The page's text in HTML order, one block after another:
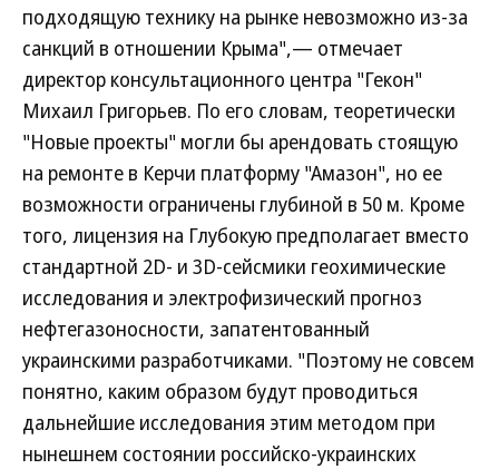
подходящую технику на рынке невозможно из-за
санкций в отношении Крыма",— отмечает
директор консультационного центра "Гекон"
Михаил Григорьев. По его словам, теоретически
"Новые проекты" могли бы арендовать стоящую
на ремонте в Керчи платформу "Амазон", но ее
возможности ограничены глубиной в 50 м. Кроме
того, лицензия на Глубокую предполагает вместо
стандартной 2D- и 3D-сейсмики геохимические
исследования и электрофизический прогноз
нефтегазоносности, запатентованный
украинскими разработчиками. "Поэтому не совсем
понятно, каким образом будут проводиться
дальнейшие исследования этим методом при
нынешнем состоянии российско-украинских